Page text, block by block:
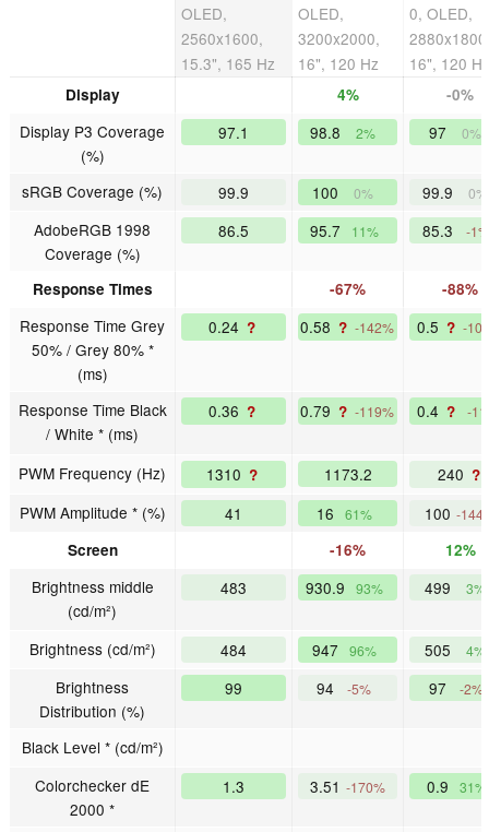
OLED,
2560x1600,
15.3", 165 Hz
OLED,
3200x2000,
16", 120 Hz
0, OLED,
16", 120
Display 4% -0%
Display P3 Coverage
(%)
97.1 98.8 2% 97 0%
sRGB Coverage (%) 99.9 100 0% 99.9 0%
AdobeRGB 1998
Coverage (%)
86.5 95.7 11% 85.3 -1%
Response Times -67% -88%
Response Time Grey
50% / Grey 80% *
(ms)
0.24 ? 0.58 ? -142% 0.5 ? -
Response Time Black
/ White * (ms)
0.36 ? 0.79 ? -119% 0.4 ? -
PWM Frequency (Hz) 1310 ? 1173.2 240 ?
PWM Amplitude * (%) 41 16 61% 100 -
Screen -16% 12%
Brightness middle
(cd/m²)
483 930.9 93% 499 3%
Brightness (cd/m²) 484 947 96% 505 4%
Brightness
Distribution (%)
99 94 -5% 97 -2%
Black Level * (cd/m²)
Colorchecker dE
2000 *
1.3 3.51 -170% 0.9 31%